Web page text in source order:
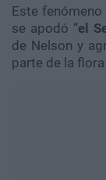
Este
se apodó “el
de Nelson y
parte de la